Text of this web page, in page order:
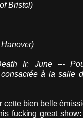
Bristol)
In June ---
à la salle
cette bien belle
fucking great show: